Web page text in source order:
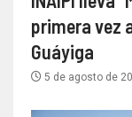
primera vez
Guáyiga
5 de agosto de